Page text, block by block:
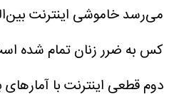
می‌رسد خاموشی اینترنت
کس به ضرر زنان تمام شده
دوم قطعی اینترنت با آمارهای